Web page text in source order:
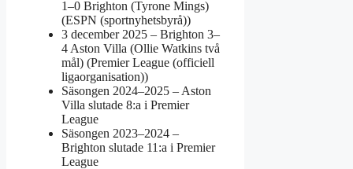
1–0 Brighton (Tyrone Mings)
(ESPN (sportnyhetsbyrå))
3 december 2025 – Brighton 3–
4 Aston Villa (Ollie Watkins två
mål) (Premier League (officiell
ligaorganisation))
Säsongen 2024–2025 – Aston
Villa slutade 8:a i Premier
League
Säsongen 2023–2024 –
Brighton slutade 11:a i Premier
League